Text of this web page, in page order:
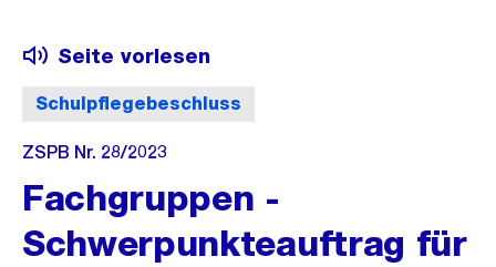
Schulpflegebeschluss
Seite vorlesen
ZSPB Nr. 28/2023
Fachgruppen -
Schwerpunkteauftrag für